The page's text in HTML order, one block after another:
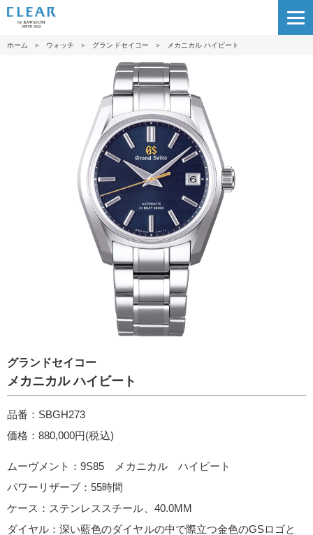
ホーム ＞ ウォッチ ＞ グランドセイコー ＞ メカニカル ハイビート
グランドセイコー
メカニカル ハイビート
品番：SBGH273
価格：880,000円(税込)
ムーヴメント：9S85 メカニカル ハイビート
パワーリザーブ：55時間
ケース：ステンレススチール、40.0MM
ダイヤル：深い藍色のダイヤルの中で際立つ金色のGSロゴと